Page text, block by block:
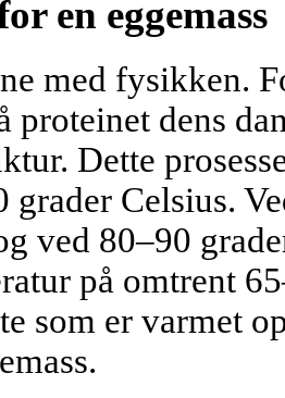
en eggemass
med fysikken.
proteinet dens
Dette
grader Celsius.
ved 80–90
på omtrent
som er varmet